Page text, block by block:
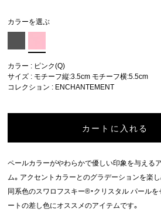
カラーを選ぶ
カラー : ピンク(Q)
サイズ : モチーフ縦:3.5cm モチーフ横:5.5cm
コレクション : ENCHANTEMENT
カートに入れる
ペールカラーがやわらかで優しい印象を与える
ム。アクセントカラーとのグラデーションを楽
同系色のスワロフスキー®・クリスタル パール
ートの差し色にオススメのアイテムです。